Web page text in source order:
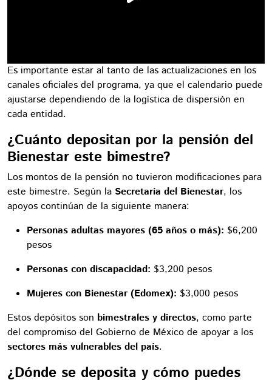
Es importante estar al tanto de las actualizaciones en los
canales oficiales del programa, ya que el calendario puede
ajustarse dependiendo de la logística de dispersión en
cada entidad.
¿Cuánto depositan por la pensión del
Bienestar este bimestre?
Los montos de la pensión no tuvieron modificaciones para
este bimestre. Según la Secretaría del Bienestar, los
apoyos continúan de la siguiente manera:
Personas adultas mayores (65 años o más): $6,200
pesos
Personas con discapacidad: $3,200 pesos
Mujeres con Bienestar (Edomex): $3,000 pesos
Estos depósitos son bimestrales y directos, como parte
del compromiso del Gobierno de México de apoyar a los
sectores más vulnerables del país.
¿Dónde se deposita y cómo puedes